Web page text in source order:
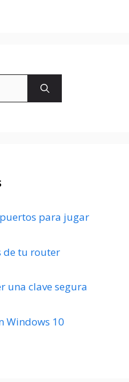
para jugar
de tu router
una clave segura
Windows 10